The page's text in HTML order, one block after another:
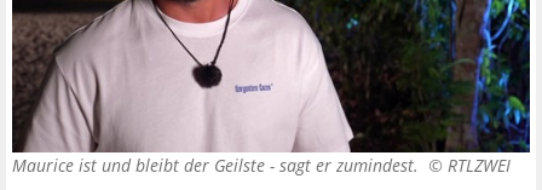
Maurice ist und bleibt der Geilste - sagt er zumindest. © RTLZWEI